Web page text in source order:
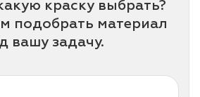
краску выбрать?
подобрать материал
вашу задачу.